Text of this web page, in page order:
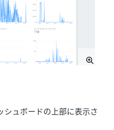
シュボードの上部に表示さ